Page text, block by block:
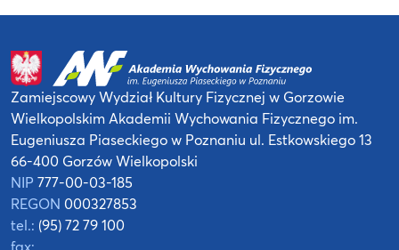
Zamiejscowy Wydział Kultury Fizycznej w Gorzowie
Wielkopolskim Akademii Wychowania Fizycznego im.
Eugeniusza Piaseckiego w Poznaniu ul. Estkowskiego 13
66-400 Gorzów Wielkopolski
NIP 777-00-03-185
REGON 000327853
tel.: (95) 72 79 100
fax: